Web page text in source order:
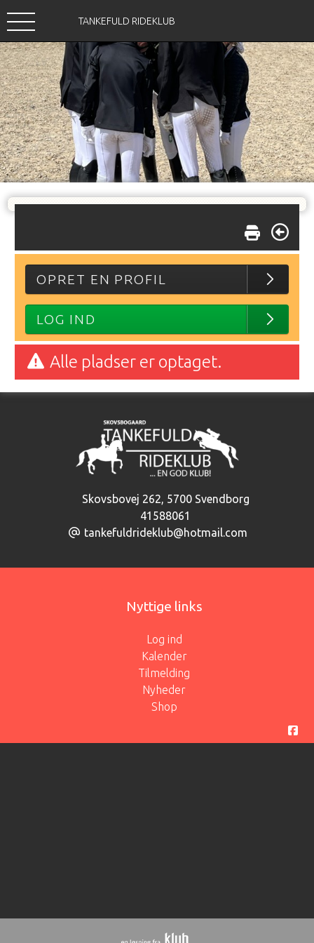
TANKEFULD RIDEKLUB
OPRET EN PROFIL
LOG IND
Alle pladser er optaget.
Skovsbovej 262, 5700 Svendborg
41588061
tankefuldrideklub@hotmail.com
Nyttige links
Log ind
Kalender
Tilmelding
Nyheder
Shop